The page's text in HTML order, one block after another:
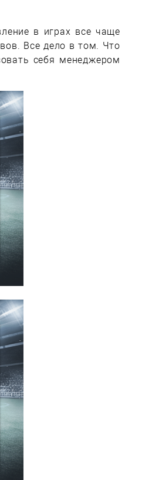
в играх все чаще
Все дело в том. Что
себя менеджером